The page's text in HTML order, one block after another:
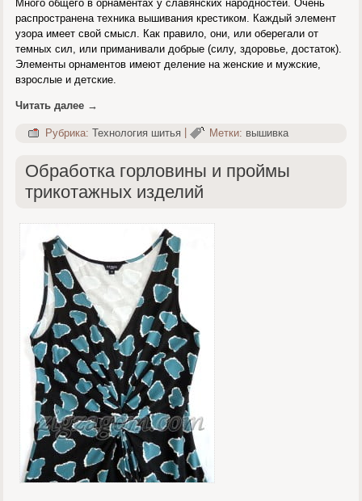
Много общего в орнаментах у славянских народностей. Очень
распространена техника вышивания крестиком. Каждый элемент
узора имеет свой смысл. Как правило, они, или оберегали от
темных сил, или приманивали добрые (силу, здоровье, достаток).
Элементы орнаментов имеют деление на женские и мужские,
взрослые и детские.
Читать далее →
Рубрика: Технология шитья | Метки: вышивка
Обработка горловины и проймы
трикотажных изделий